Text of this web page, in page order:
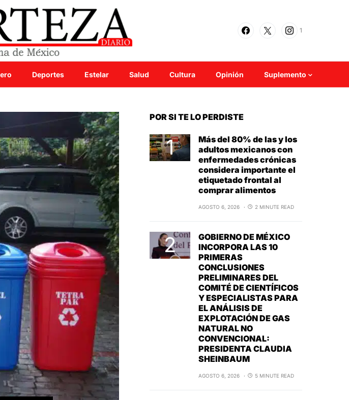
1
Deportes Estelar Salud Cultura Opinión Suplemento
POR SI TE LO PERDISTE
Más del 80% de las y los
adultos mexicanos con
enfermedades crónicas
considera importante el
etiquetado frontal al
comprar alimentos
AGOSTO 6, 2026 2 MINUTE READ
GOBIERNO DE MÉXICO
INCORPORA LAS 10
PRIMERAS
CONCLUSIONES
PRELIMINARES DEL
COMITÉ DE CIENTÍFICOS
Y ESPECIALISTAS PARA
EL ANÁLISIS DE
EXPLOTACIÓN DE GAS
NATURAL NO
CONVENCIONAL:
PRESIDENTA CLAUDIA
SHEINBAUM
AGOSTO 6, 2026 5 MINUTE READ